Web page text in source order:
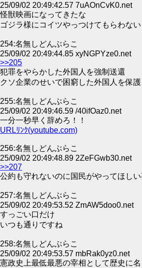
25/09/02 20:49:42.57 7uAOnCvK0.net
怪獣映画になってきたな
ゴジラ様にコイツやっつけてもらわない
254:名無しどんぶらこ
25/09/02 20:49:44.85 xyNGPYze0.net
>>205
犯罪をやらかした外国人を強制送還
クソ企業のせいで困窮した外国人を保
255:名無しどんぶらこ
25/09/02 20:49:46.59 /40ifOaz0.net
一分一秒早く辞めろ！！
URLﾘﾝｸ(youtube.com)
256:名無しどんぶらこ
25/09/02 20:49:48.89 2ZeFGwb30.net
>>207
公約も守れないのに国民がやってほし
257:名無しどんぶらこ
25/09/02 20:49:53.52 ZmAW5doo0.net
すっごい口だけ
いつも通りですね
258:名無しどんぶらこ
25/09/02 20:49:53.57 mbRak0yz0.net
憲政史上最低最悪の宰相として歴史に名